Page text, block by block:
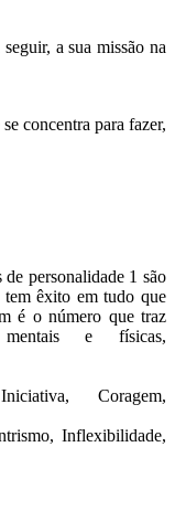
a sua missão na
concentra para fazer,
personalidade 1 são
êxito em tudo que
é o número que traz
mentais e físicas,
Coragem,
Inflexibilidade,